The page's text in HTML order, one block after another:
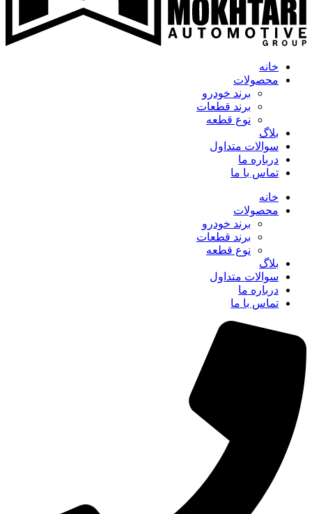
خانه
محصولات
برند خودرو
برند قطعات
نوع قطعه
بلاگ
سوالات متداول
درباره ما
تماس با ما
خانه
محصولات
برند خودرو
برند قطعات
نوع قطعه
بلاگ
سوالات متداول
درباره ما
تماس با ما